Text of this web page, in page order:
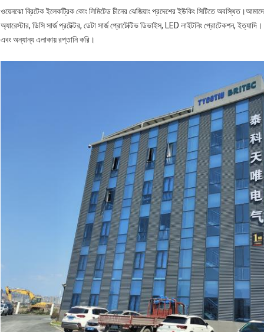
ওয়েনঝো ব্রিটেক ইলেকট্রিক কোং লিমিটেড চীনের ঝেজিয়াং প্রদেশের ইউকিং সিটিতে
অ্যারেস্টার, ডিসি সার্জ প্রটেক্টর, ডেটা সার্জ প্রোটেক্টিভ ডিভাইস, LED লাইটনিং প্রোটেকশন,
এবং অন্যান্য এলাকায় রপ্তানি করি।